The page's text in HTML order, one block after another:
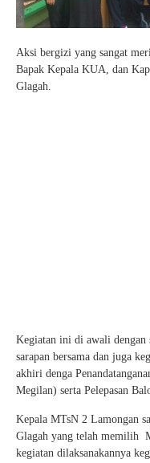
Aksi bergizi yang sangat
Bapak Kepala KUA, dan
Glagah.
Kegiatan ini di awali dengan
sarapan bersama dan juga
akhiri denga
Megilan) serta Pelepasan
Kepala MTsN 2 Lamongan
Glagah yang telah memilih
kegiatan dilaksanakannya